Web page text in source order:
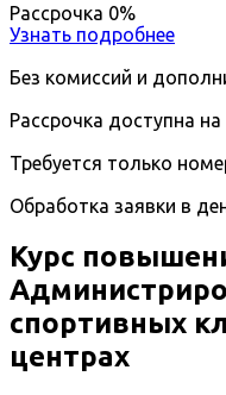
Рассрочка 0%
Узнать подробнее
Без комиссий и
Рассрочка доступна
Требуется только
Обработка заявки в
Курс
спортивных
центрах